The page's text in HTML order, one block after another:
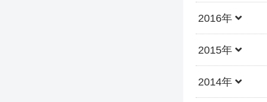
2016年
2015年
2014年